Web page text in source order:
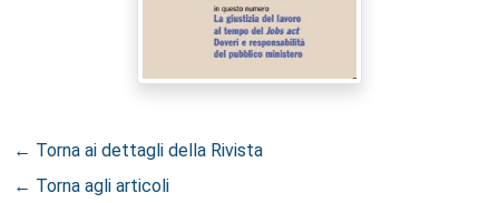
← Torna ai dettagli della Rivista
← Torna agli articoli